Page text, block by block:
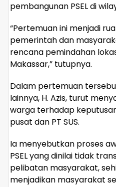
pembangunan PSEL di
“Pertemuan ini menjadi
pemerintah dan
rencana pemindahan
Makassar,” tutupnya.
Dalam pertemuan
lainnya, H. Azis, turut
warga terhadap
pusat dan PT SUS.
Ia menyebutkan proses
PSEL yang dinilai tidak
pelibatan masyarakat,
menjadikan masyarakat